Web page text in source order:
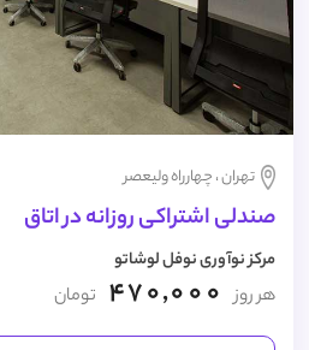
تهران ، چهارراه ولیعصر
صندلی اشتراکی روزانه در اتاق
مرکز نوآوری نوفل لوشاتو
هر روز 470,000 تومان